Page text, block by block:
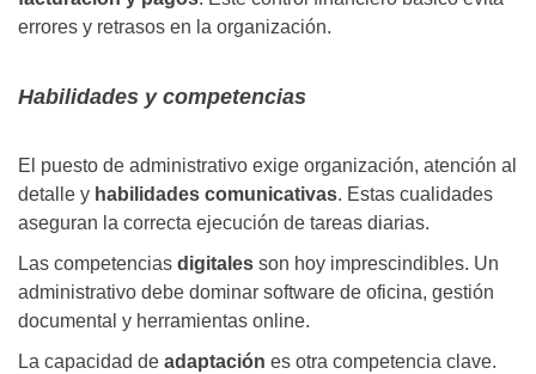
errores y retrasos en la organización.
Habilidades y competencias
El puesto de administrativo exige organización, atención al
detalle y habilidades comunicativas. Estas cualidades
aseguran la correcta ejecución de tareas diarias.
Las competencias digitales son hoy imprescindibles. Un
administrativo debe dominar software de oficina, gestión
documental y herramientas online.
La capacidad de adaptación es otra competencia clave.